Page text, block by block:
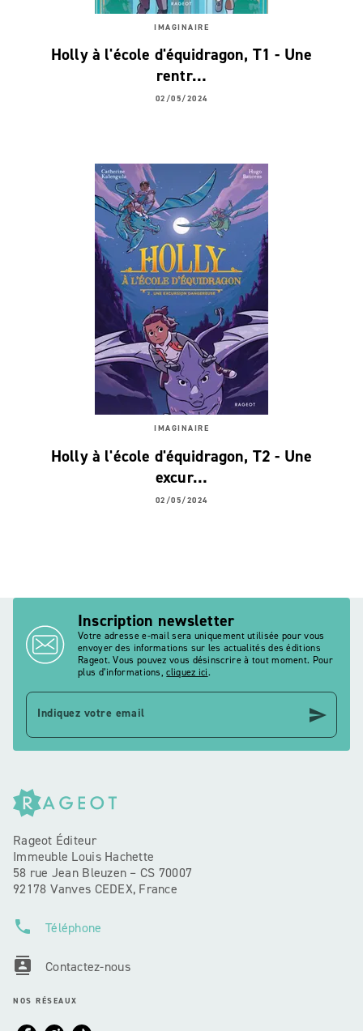
IMAGINAIRE
Holly à l'école d'équidragon, T1 - Une
rentr…
02/05/2024
IMAGINAIRE
Holly à l'école d'équidragon, T2 - Une
excur…
02/05/2024
Inscription newsletter
Votre adresse e-mail sera uniquement utilisée pour vous
envoyer des informations sur les actualités des éditions
Rageot. Vous pouvez vous désinscrire à tout moment. Pour
plus d’informations,cliquez ici.
Indiquez votre email send
Rageot Éditeur
Immeuble Louis Hachette
58 rue Jean Bleuzen – CS 70007
92178 Vanves CEDEX, France
phone Téléphone
contacts Contactez-nous
NOS RÉSEAUX